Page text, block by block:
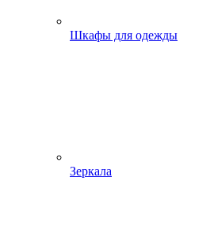
Шкафы для одежды
Зеркала